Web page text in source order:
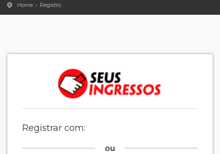
Home Registro
Registrar com:
ou